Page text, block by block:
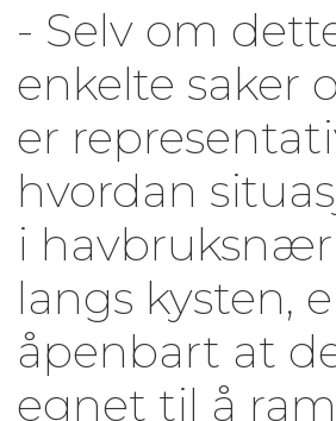
- Selv om
enkelte saker
er
hvordan
i
langs kysten,
åpenbart at
egnet til å